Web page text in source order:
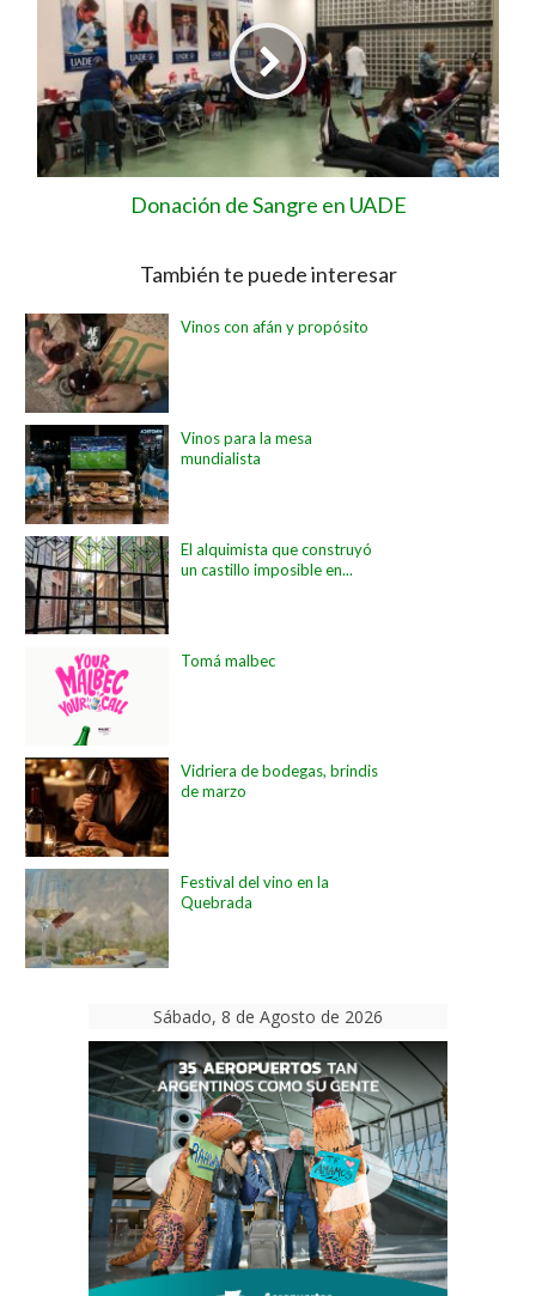
Donación de Sangre en UADE
También te puede interesar
Vinos con afán y propósito
Vinos para la mesa
mundialista
El alquimista que construyó
un castillo imposible en...
Tomá malbec
Vidriera de bodegas, brindis
de marzo
Festival del vino en la
Quebrada
Sábado, 8 de Agosto de 2026